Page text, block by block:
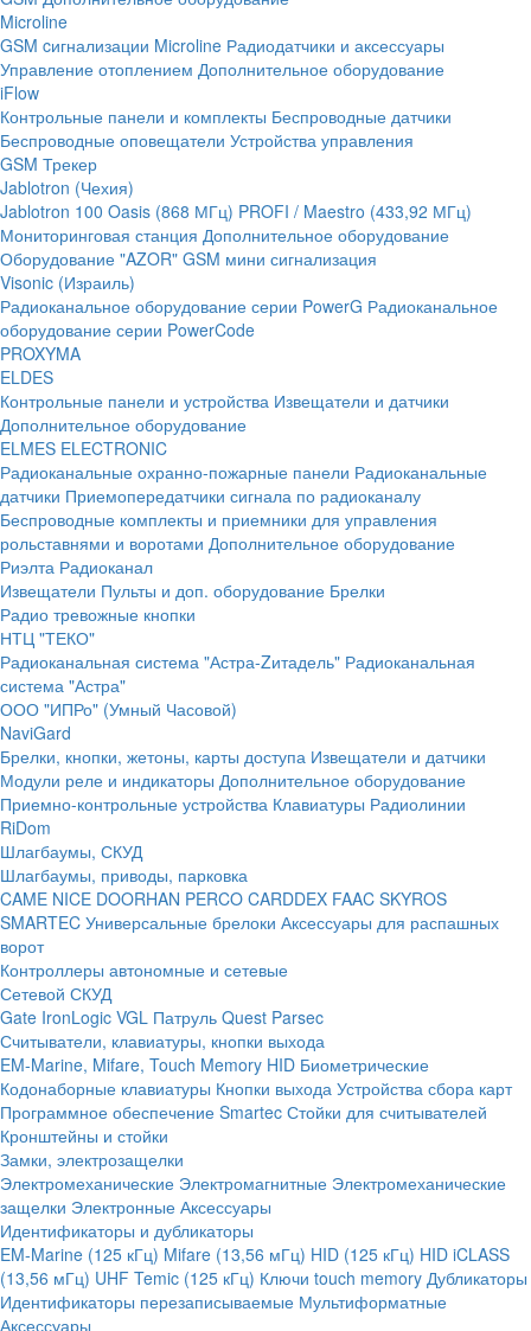
Microline
GSM cигнализации Microline Радиодатчики и аксессуары
Управление отоплением Дополнительное оборудование
iFlow
Контрольные панели и комплекты Беспроводные датчики
Беспроводные оповещатели Устройства управления
GSM Трекер
Jablotron (Чехия)
Jablotron 100 Oasis (868 МГц) PROFI / Maestro (433,92 МГц)
Мониторинговая станция Дополнительное оборудование
Оборудование "AZOR" GSM мини сигнализация
Visonic (Израиль)
Радиоканальное оборудование серии PowerG Радиоканальное
оборудование серии PowerCode
PROXYMA
ELDES
Контрольные панели и устройства Извещатели и датчики
Дополнительное оборудование
ELMES ELECTRONIC
Радиоканальные охранно-пожарные панели Радиоканальные
датчики Приемопередатчики сигнала по радиоканалу
Беспроводные комплекты и приемники для управления
рольставнями и воротами Дополнительное оборудование
Риэлта Радиоканал
Извещатели Пульты и доп. оборудование Брелки
Радио тревожные кнопки
НТЦ "ТЕКО"
Радиоканальная система "Астра-Zитадель" Радиоканальная
система "Астра"
ООО "ИПРо" (Умный Часовой)
NaviGard
Брелки, кнопки, жетоны, карты доступа Извещатели и датчики
Модули реле и индикаторы Дополнительное оборудование
Приемно-контрольные устройства Клавиатуры Радиолинии
RiDom
Шлагбаумы, СКУД
Шлагбаумы, приводы, парковка
CAME NICE DOORHAN PERCO CARDDEX FAAC SKYROS
SMARTEC Универсальные брелоки Аксессуары для распашных
ворот
Контроллеры автономные и сетевые
Сетевой СКУД
Gate IronLogic VGL Патруль Quest Parsec
Считыватели, клавиатуры, кнопки выхода
EM-Marine, Mifare, Touch Memory HID Биометрические
Кодонаборные клавиатуры Кнопки выхода Устройства сбора карт
Программное обеспечение Smartec Стойки для считывателей
Кронштейны и стойки
Замки, электрозащелки
Электромеханические Электромагнитные Электромеханические
защелки Электронные Аксессуары
Идентификаторы и дубликаторы
EM-Marine (125 кГц) Mifare (13,56 мГц) HID (125 кГц) HID iCLASS
(13,56 мГц) UHF Temic (125 кГц) Ключи touch memory Дубликаторы
Идентификаторы перезаписываемые Мультиформатные
Аксессуары